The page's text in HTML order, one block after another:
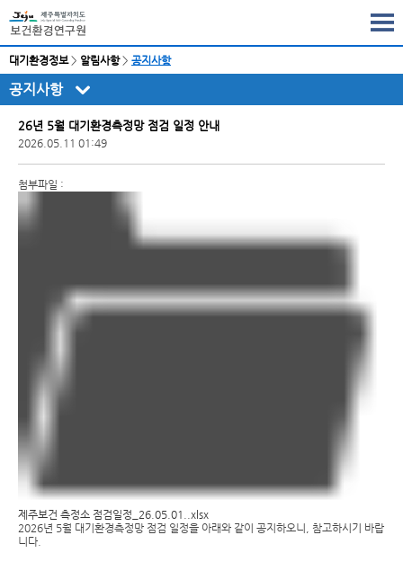
대기환경정보> 알림사항> 공지사항
공지사항
26년 5월 대기환경측정망 점검 일정 안내
2026.05.11 01:49
첨부파일 :
제주보건 측정소 점검일정_26.05.01..xlsx
2026년 5월 대기환경측정망 점검 일정을 아래와 같이 공지하오니, 참고하시기 바랍
니다.